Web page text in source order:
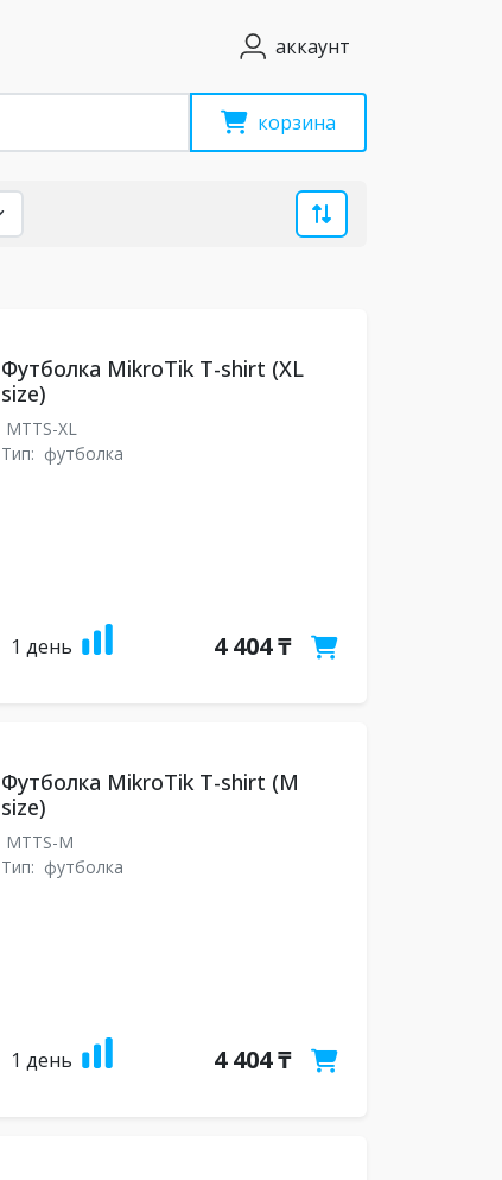
аккаунт
корзина
Футболка MikroTik T-shirt (XL
size)
MTTS-XL
Тип: футболка
1 день 4 404 ₸
Футболка MikroTik T-shirt (M
size)
MTTS-M
Тип: футболка
1 день 4 404 ₸